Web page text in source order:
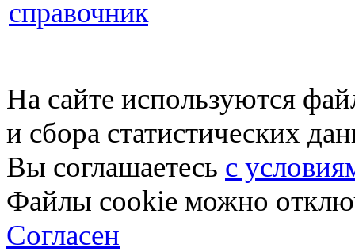
справочник
На сайте используются
и сбора статистических
Вы соглашаетесь с
Файлы cookie можно
Согласен